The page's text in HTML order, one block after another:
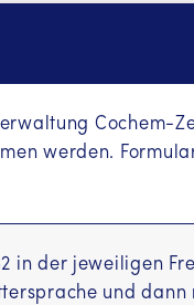
Cochem-
werden.
in der jeweiligen
und dann